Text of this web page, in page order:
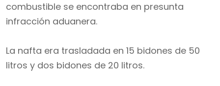
combustible se encontraba en presunta
infracción aduanera.
La nafta era trasladada en 15 bidones de 50
litros y dos bidones de 20 litros.